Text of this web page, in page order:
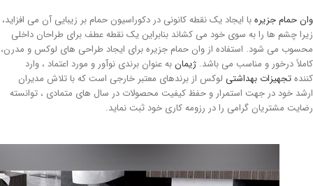
وان حمام جزیرهبا ایجاد یک نقطه کانونی در دکوراسیون حمام بر زیبایی آن می افزاید،
زیرا چشم ها را به سوی خود می کشاند بنابراین یک نقطه عطف برای طراحان داخلی
محسوب می شود. استفاده از وان حمام جزیره برای ایجاد طراحی های لوکس و مدرن،
کاملاً درخور و مناسب می باشد. ژیمانبه عنوان برندی نوآور و مورد اعتماد ، وارد
کنندهتجهیزات بهداشتی لوکس از برندهای معتبر خارجی است که با تلاش مدیران
ارشد خود در جهت استمرار و حفظ کیفیت محصولات در سال های متمادی ، توانسته
رضایت مشتریان گرامی را در رزومه کاری خود ثبت نماید.